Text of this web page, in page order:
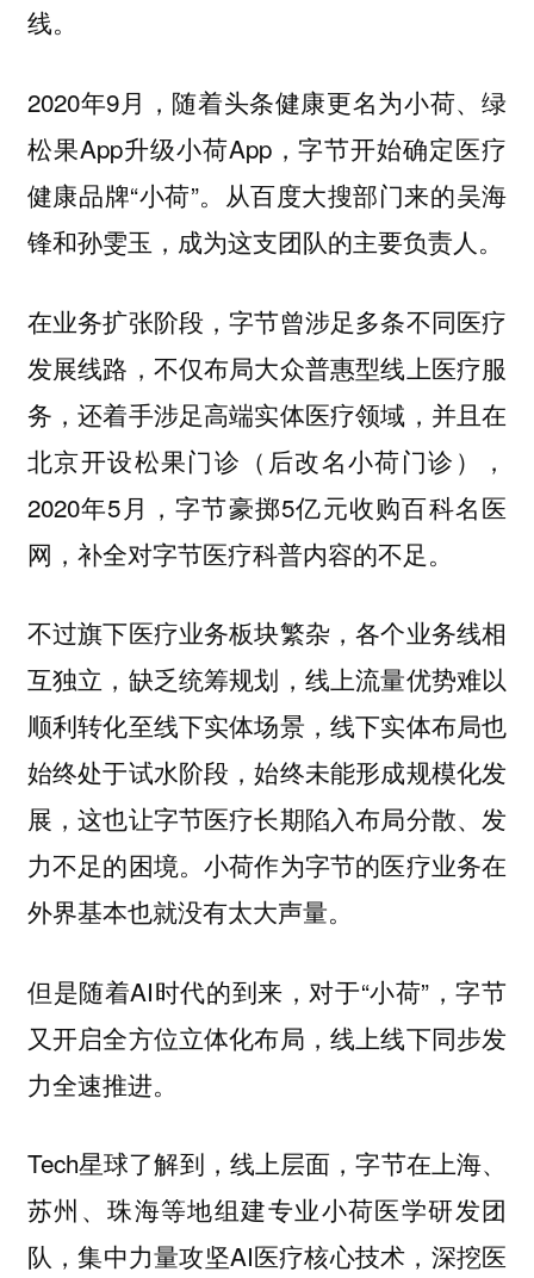
线。
2020年9月，随着头条健康更名为小荷、绿
松果App升级小荷App，字节开始确定医疗
健康品牌“小荷”。从百度大搜部门来的吴海
锋和孙雯玉，成为这支团队的主要负责人。
在业务扩张阶段，字节曾涉足多条不同医疗
发展线路，不仅布局大众普惠型线上医疗服
务，还着手涉足高端实体医疗领域，并且在
北京开设松果门诊（后改名小荷门诊），
2020年5月，字节豪掷5亿元收购百科名医
网，补全对字节医疗科普内容的不足。
不过旗下医疗业务板块繁杂，各个业务线相
互独立，缺乏统筹规划，线上流量优势难以
顺利转化至线下实体场景，线下实体布局也
始终处于试水阶段，始终未能形成规模化发
展，这也让字节医疗长期陷入布局分散、发
力不足的困境。小荷作为字节的医疗业务在
外界基本也就没有太大声量。
但是随着AI时代的到来，对于“小荷”，字节
又开启全方位立体化布局，线上线下同步发
力全速推进。
Tech星球了解到，线上层面，字节在上海、
苏州、珠海等地组建专业小荷医学研发团
队，集中力量攻坚AI医疗核心技术，深挖医